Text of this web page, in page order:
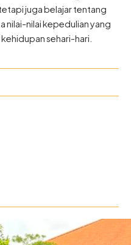
juga belajar tentang
nilai-nilai kepedulian yang
sehari-hari.